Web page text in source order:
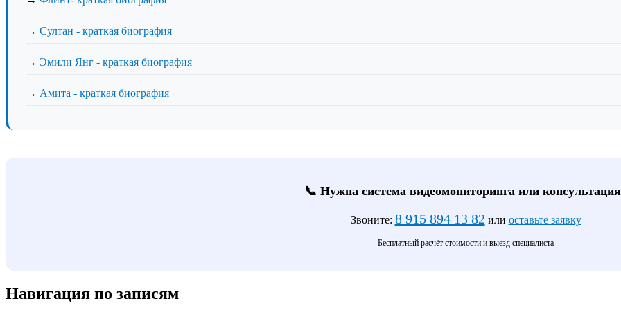
→ Султан - краткая биография
→ Эмили Янг - краткая биография
→ Амита - краткая биография
📞 Нужна система видеомониторинга или
Звоните: 8 915 894 13 82 или оставьте заявку
Бесплатный расчёт стоимости и выезд специалиста
Навигация по записям